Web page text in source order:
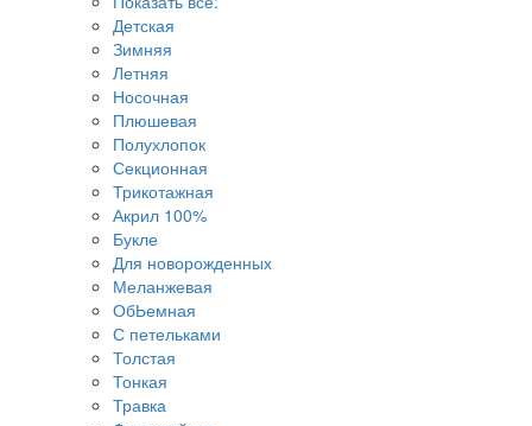
Детская
Зимняя
Летняя
Носочная
Плюшевая
Полухлопок
Секционная
Трикотажная
Акрил 100%
Букле
Для новорожденных
Меланжевая
ОбЬемная
С петельками
Толстая
Тонкая
Травка